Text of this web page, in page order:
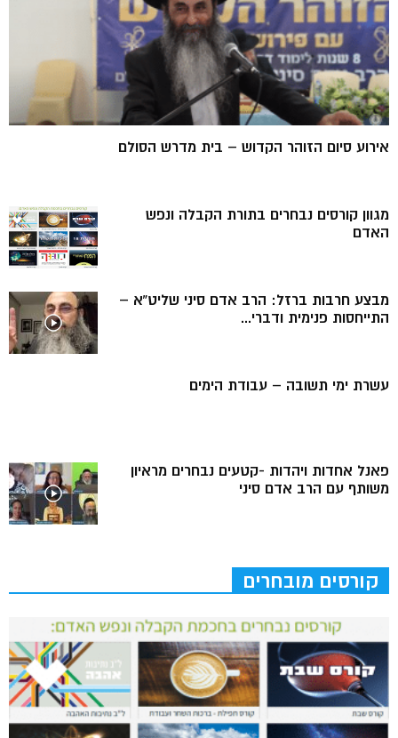
אירוע סיום הזוהר הקדוש – בית מדרש הסולם
מגוון קורסים נבחרים בתורת הקבלה ונפש
האדם
מבצע חרבות ברזל: הרב אדם סיני שליט”א –
התייחסות פנימית ודברי...
עשרת ימי תשובה – עבודת הימים
פאנל אחדות ויהדות -קטעים נבחרים מראיון
משותף עם הרב אדם סיני
קורסים מובחרים